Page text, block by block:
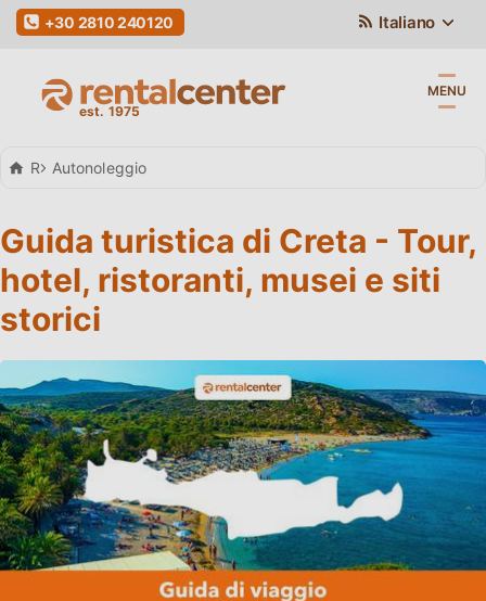
Italiano
+30 2810 240120
MENU
Rental Center Crete
Autonoleggio
Guida turistica di Creta - Tour,
hotel, ristoranti, musei e siti
storici